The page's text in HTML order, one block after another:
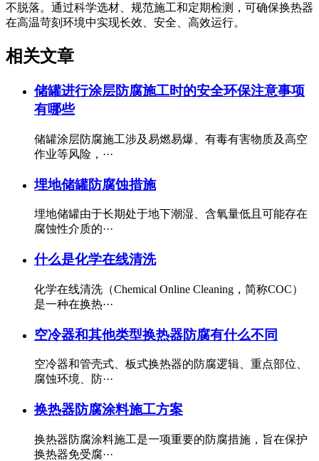
不脱落。通过科学选材、规范施工和定期检测，可确保换热器
在高温苛刻环境中实现长效、安全、高效运行。
相关文章
储罐进行涂层防腐施工时的安全环保注意事项
有哪些
储罐涂层防腐施工涉及易燃易爆、有毒有害物质及高空
作业等风险，···
埋地储罐防腐蚀措施
埋地储罐由于长期处于地下潮湿、含氧量低且可能存在
腐蚀性介质的···
什么是化学在线清洗
化学在线清洗（Chemical Online Cleaning，简称COC）
是一种在换热···
空冷器和其他类型换热器防腐有什么不同
空冷器和管壳式、板式换热器的防腐逻辑、重点部位、
腐蚀环境、防···
换热器防腐涂料施工方案
换热器防腐涂料施工是一项重要的防腐措施，旨在保护
换热器免受腐···